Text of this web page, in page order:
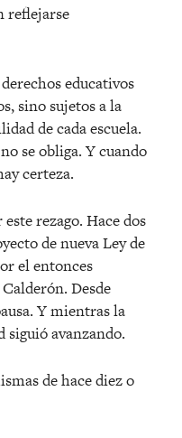
reflejarse
educativos
sino sujetos a la
de cada escuela.
se obliga. Y cuando
certeza.
rezago. Hace dos
de nueva Ley de
el entonces
Desde
Y mientras la
siguióavanzando.
de hace diez o